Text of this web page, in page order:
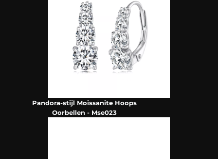
Pandora-stijl Moissanite Hoops
Oorbellen - Mse023